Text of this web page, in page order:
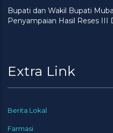
Bupati dan Wakil Bupati
Penyampaian Hasil Reses III
Extra Link
Berita Lokal
Farmasi